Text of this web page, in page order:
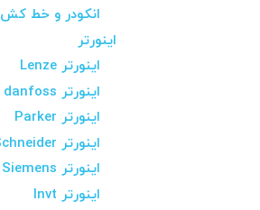
انکودر و خط کش Trelectronic
اینورتر
اینورتر Lenze
اینورتر danfoss
اینورتر Parker
اینورتر Schneider
اینورتر Siemens
اینورتر Invt